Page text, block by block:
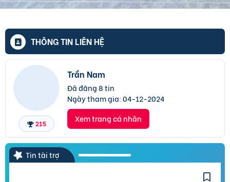
THÔNG TIN LIÊN HỆ
215
Trần Nam
Đã đăng 8 tin
Ngày tham gia:04-12-2024
Xem trang cá nhân
Tin tài trợ